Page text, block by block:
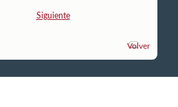
Siguiente
Volver